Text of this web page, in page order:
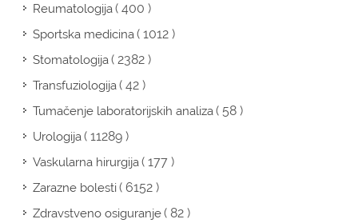
Reumatologija( 400 )
Sportska medicina( 1012 )
Stomatologija( 2382 )
Transfuziologija( 42 )
Tumačenje laboratorijskih analiza( 58 )
Urologija( 11289 )
Vaskularna hirurgija( 177 )
Zarazne bolesti( 6152 )
Zdravstveno osiguranje( 82 )